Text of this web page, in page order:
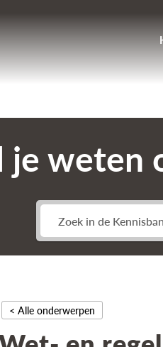
weten
< Alle onderwerpen